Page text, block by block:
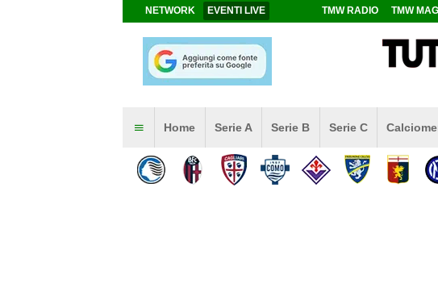
NETWORK EVENTI LIVE TMW RADIO TMW
Home Serie A Serie B Serie C